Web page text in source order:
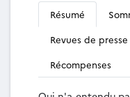
Résumé
Revues de presse
Récompenses